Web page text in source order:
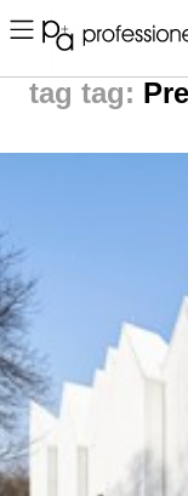
Home ▪ news ▪ tag:
tag: